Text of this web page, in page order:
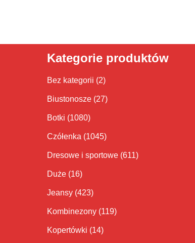
Kategorie produktów
Bez kategorii (2)
Biustonosze (27)
Botki (1080)
Czółenka (1045)
Dresowe i sportowe (611)
Duże (16)
Jeansy (423)
Kombinezony (119)
Kopertówki (14)